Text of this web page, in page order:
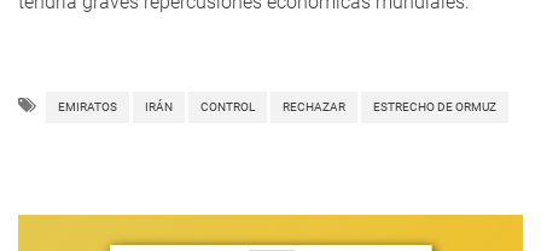
EMIRATOS IRÁN CONTROL RECHAZAR ESTRECHO DE ORMUZ